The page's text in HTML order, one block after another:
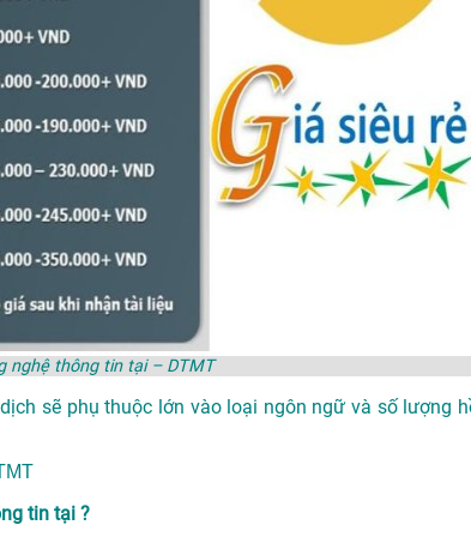
nghệ thông tin tại – DTMT
sẽ phụ thuộc lớn vào loại ngôn ngữ và số lượng
tin tại ?